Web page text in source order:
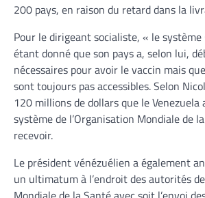
200 pays, en raison du retard dans la
Pour le dirigeant socialiste, « le système
étant donné que son pays a, selon lui,
nécessaires pour avoir le vaccin mais
sont toujours pas accessibles. Selon
120 millions de dollars que le Venezuela
système de l’Organisation Mondiale de
recevoir.
Le président vénézuélien a également
un ultimatum à l’endroit des autorités